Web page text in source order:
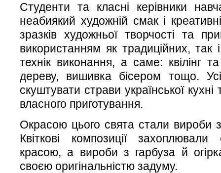
Студенти та класні керівники
неабиякий художній смак і
зразків художньої творчості та
використанням як традиційних, так
технік виконання, а саме: квілінг
дереву, вишивка бісером тощо.
скуштувати страви української
власного приготування.
Окрасою цього свята стали вироби з
Квіткові композиції
красою, а вироби з гарбуза й
своєю оригінальністю задуму.